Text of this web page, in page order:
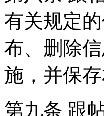
有关规定
布、删除
施，并保存
第九条 跟